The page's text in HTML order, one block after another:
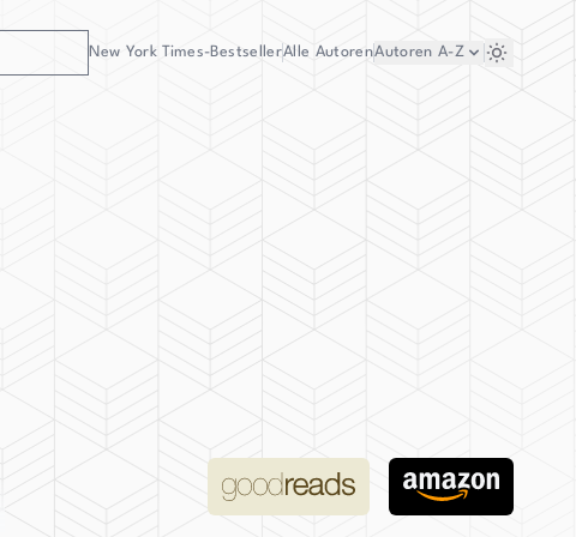
New York Times-BestsellerAlle AutorenAutoren A-Z